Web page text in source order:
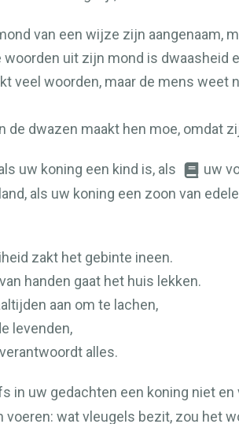
van een wijze zijn aangenaam,
woorden uit zijn mond is
veel woorden, maar de mens weet
de dwazen maakt hen moe, omdat
uw koning een kind is, als
uw
als uw koning een zoon van
zakt het gebinte ineen.
handen gaat het huis lekken.
aan om te lachen,
levenden,
alles.
in uw gedachten een koning niet
voeren: wat vleugels bezit, zou het